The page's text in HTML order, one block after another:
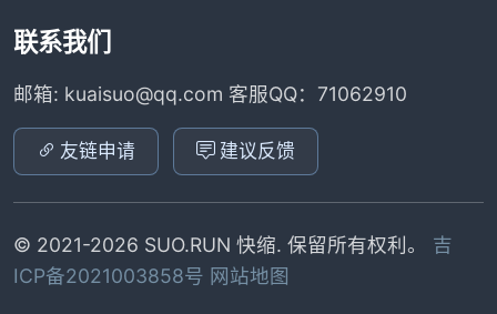
联系我们
邮箱: kuaisuo@qq.com 客服QQ：71062910
友链申请 建议反馈
© 2021-2026 SUO.RUN 快缩. 保留所有权利。 吉
ICP备2021003858号 网站地图